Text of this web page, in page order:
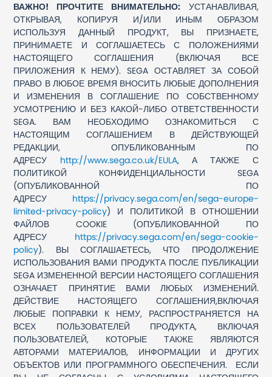
ВАЖНО! ПРОЧТИТЕ ВНИМАТЕЛЬНО:УСТАНАВЛИВАЯ,
ОТКРЫВАЯ, КОПИРУЯ И/ИЛИ ИНЫМ ОБРАЗОМ
ИСПОЛЬЗУЯ ДАННЫЙ ПРОДУКТ, ВЫ ПРИЗНАЕТЕ,
ПРИНИМАЕТЕ И СОГЛАШАЕТЕСЬ С ПОЛОЖЕНИЯМИ
НАСТОЯЩЕГО СОГЛАШЕНИЯ (ВКЛЮЧАЯ ВСЕ
ПРИЛОЖЕНИЯ К НЕМУ). SEGA ОСТАВЛЯЕТ ЗА СОБОЙ
ПРАВО В ЛЮБОЕ ВРЕМЯ ВНОСИТЬ ЛЮБЫЕ ДОПОЛНЕНИЯ
И ИЗМЕНЕНИЯ В СОГЛАШЕНИЕ ПО СОБСТВЕННОМУ
УСМОТРЕНИЮ И БЕЗ КАКОЙ-ЛИБО ОТВЕТСТВЕННОСТИ
SEGA. ВАМ НЕОБХОДИМО ОЗНАКОМИТЬСЯ С
НАСТОЯЩИМ СОГЛАШЕНИЕМ В ДЕЙСТВУЮЩЕЙ
РЕДАКЦИИ, ОПУБЛИКОВАННЫМ ПО
АДРЕСУ http://www.sega.co.uk/EULA, А ТАКЖЕ С
ПОЛИТИКОЙ КОНФИДЕНЦИАЛЬНОСТИ SEGA
(ОПУБЛИКОВАННОЙ ПО
АДРЕСУ https://privacy.sega.com/en/sega-europe-
limited-privacy-policy) И ПОЛИТИКОЙ В ОТНОШЕНИИ
ФАЙЛОВ COOKIE (ОПУБЛИКОВАННОЙ ПО
АДРЕСУ https://privacy.sega.com/en/sega-cookie-
policy). ВЫ СОГЛАШАЕТЕСЬ, ЧТО ПРОДОЛЖЕНИЕ
ИСПОЛЬЗОВАНИЯ ВАМИ ПРОДУКТА ПОСЛЕ ПУБЛИКАЦИИ
SEGA ИЗМЕНЕННОЙ ВЕРСИИ НАСТОЯЩЕГО СОГЛАШЕНИЯ
ОЗНАЧАЕТ ПРИНЯТИЕ ВАМИ ЛЮБЫХ ИЗМЕНЕНИЙ.
ДЕЙСТВИЕ НАСТОЯЩЕГО СОГЛАШЕНИЯ,ВКЛЮЧАЯ
ЛЮБЫЕ ПОПРАВКИ К НЕМУ, РАСПРОСТРАНЯЕТСЯ НА
ВСЕХ ПОЛЬЗОВАТЕЛЕЙ ПРОДУКТА, ВКЛЮЧАЯ
ПОЛЬЗОВАТЕЛЕЙ, КОТОРЫЕ ТАКЖЕ ЯВЛЯЮТСЯ
АВТОРАМИ МАТЕРИАЛОВ, ИНФОРМАЦИИ И ДРУГИХ
ОБЪЕКТОВ ИЛИ ПРОГРАММНОГО ОБЕСПЕЧЕНИЯ. ЕСЛИ